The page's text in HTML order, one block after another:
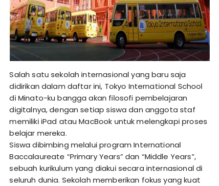
Salah satu sekolah internasional yang baru saja
didirikan dalam daftar ini, Tokyo International School
di Minato-ku bangga akan filosofi pembelajaran
digitalnya, dengan setiap siswa dan anggota staf
memiliki iPad atau MacBook untuk melengkapi proses
belajar mereka.
Siswa dibimbing melalui program International
Baccalaureate “Primary Years” dan “Middle Years”,
sebuah kurikulum yang diakui secara internasional di
seluruh dunia. Sekolah memberikan fokus yang kuat